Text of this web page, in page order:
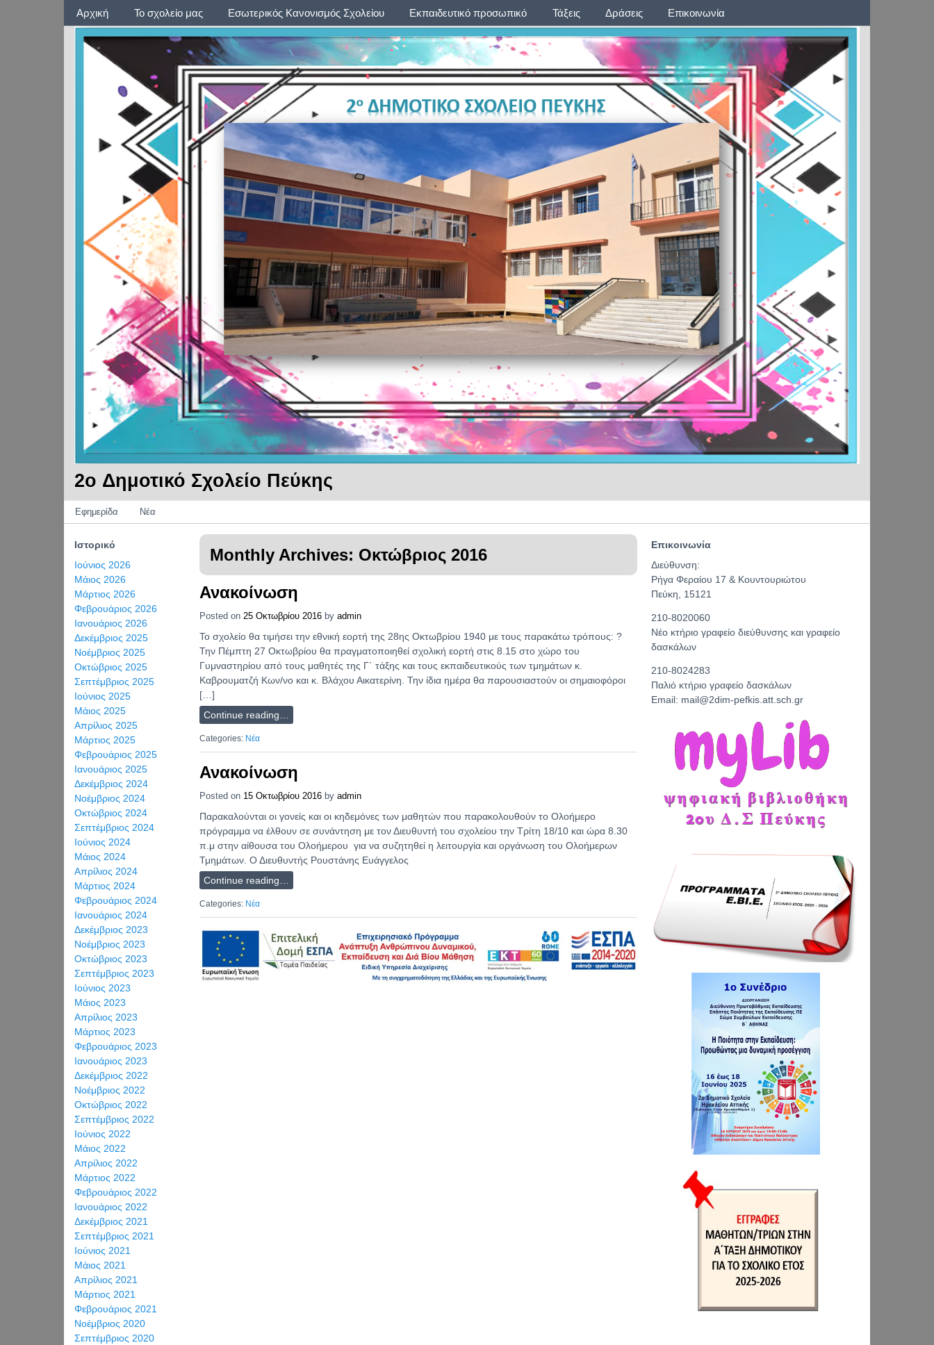
Αρχική Το σχολείο μας Εσωτερικός Κανονισμός Σχολείου Εκπαιδευτικό προσωπικό Τάξεις Δράσεις Επικοινωνία
2o Δημοτικό Σχολείο Πεύκης
Categories
Εφημερίδα Νέα
Monthly Archives: Οκτώβριος 2016
Ανακοίνωση
Posted on 25 Οκτωβρίου 2016 by admin
Το σχολείο θα τιμήσει την εθνική εορτή της 28ης Οκτωβρίου 1940 με τους παρακάτω τρόπους: ?
Την Πέμπτη 27 Οκτωβρίου θα πραγματοποιηθεί σχολική εορτή στις 8.15 στο χώρο του
Γυμναστηρίου από τους μαθητές της Γ΄ τάξης και τους εκπαιδευτικούς των τμημάτων κ.
Καβρουματζή Κων/νο και κ. Βλάχου Αικατερίνη. Την ίδια ημέρα θα παρουσιαστούν οι σημαιοφόροι
[…]
Continue reading…
Categories: Νέα
Ανακοίνωση
Posted on 15 Οκτωβρίου 2016 by admin
Παρακαλούνται οι γονείς και οι κηδεμόνες των μαθητών που παρακολουθούν το Ολοήμερο
πρόγραμμα να έλθουν σε συνάντηση με τον Διευθυντή του σχολείου την Τρίτη 18/10 και ώρα 8.30
π.μ στην αίθουσα του Ολοήμερου για να συζητηθεί η λειτουργία και οργάνωση του Ολοήμερων
Τμημάτων. Ο Διευθυντής Ρουστάνης Ευάγγελος
Continue reading…
Categories: Νέα
Ιστορικό
Ιούνιος 2026
Μάιος 2026
Μάρτιος 2026
Φεβρουάριος 2026
Ιανουάριος 2026
Δεκέμβριος 2025
Νοέμβριος 2025
Οκτώβριος 2025
Σεπτέμβριος 2025
Ιούνιος 2025
Μάιος 2025
Απρίλιος 2025
Μάρτιος 2025
Φεβρουάριος 2025
Ιανουάριος 2025
Δεκέμβριος 2024
Νοέμβριος 2024
Οκτώβριος 2024
Σεπτέμβριος 2024
Ιούνιος 2024
Μάιος 2024
Απρίλιος 2024
Μάρτιος 2024
Φεβρουάριος 2024
Ιανουάριος 2024
Δεκέμβριος 2023
Νοέμβριος 2023
Οκτώβριος 2023
Σεπτέμβριος 2023
Ιούνιος 2023
Μάιος 2023
Απρίλιος 2023
Μάρτιος 2023
Φεβρουάριος 2023
Ιανουάριος 2023
Δεκέμβριος 2022
Νοέμβριος 2022
Οκτώβριος 2022
Σεπτέμβριος 2022
Ιούνιος 2022
Μάιος 2022
Απρίλιος 2022
Μάρτιος 2022
Φεβρουάριος 2022
Ιανουάριος 2022
Δεκέμβριος 2021
Σεπτέμβριος 2021
Ιούνιος 2021
Μάιος 2021
Απρίλιος 2021
Μάρτιος 2021
Φεβρουάριος 2021
Νοέμβριος 2020
Σεπτέμβριος 2020
Επικοινωνία
Διεύθυνση:
Ρήγα Φεραίου 17 & Κουντουριώτου
Πεύκη, 15121
210-8020060
Νέο κτήριο γραφείο διεύθυνσης και γραφείο
δασκάλων
210-8024283
Παλιό κτήριο γραφείο δασκάλων
Email: mail@2dim-pefkis.att.sch.gr